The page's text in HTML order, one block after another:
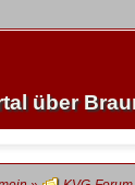
über